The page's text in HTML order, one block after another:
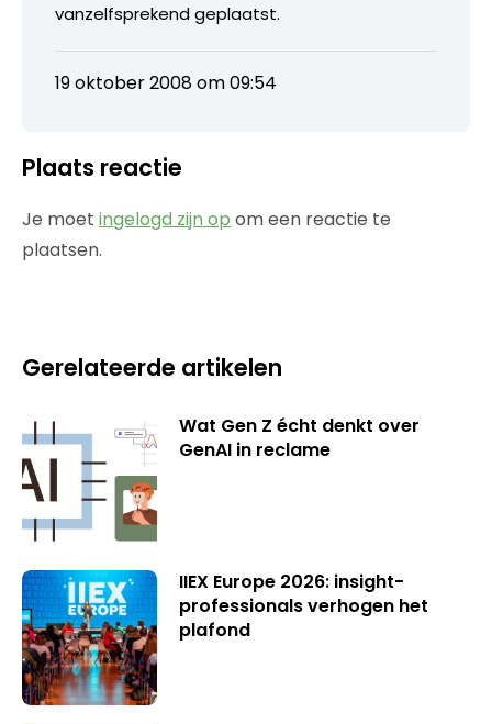
vanzelfsprekend geplaatst.
19 oktober 2008 om 09:54
Plaats reactie
Je moet ingelogd zijn op om een reactie te
plaatsen.
Gerelateerde artikelen
Wat Gen Z écht denkt over
GenAI in reclame
IIEX Europe 2026: insight-
professionals verhogen het
plafond